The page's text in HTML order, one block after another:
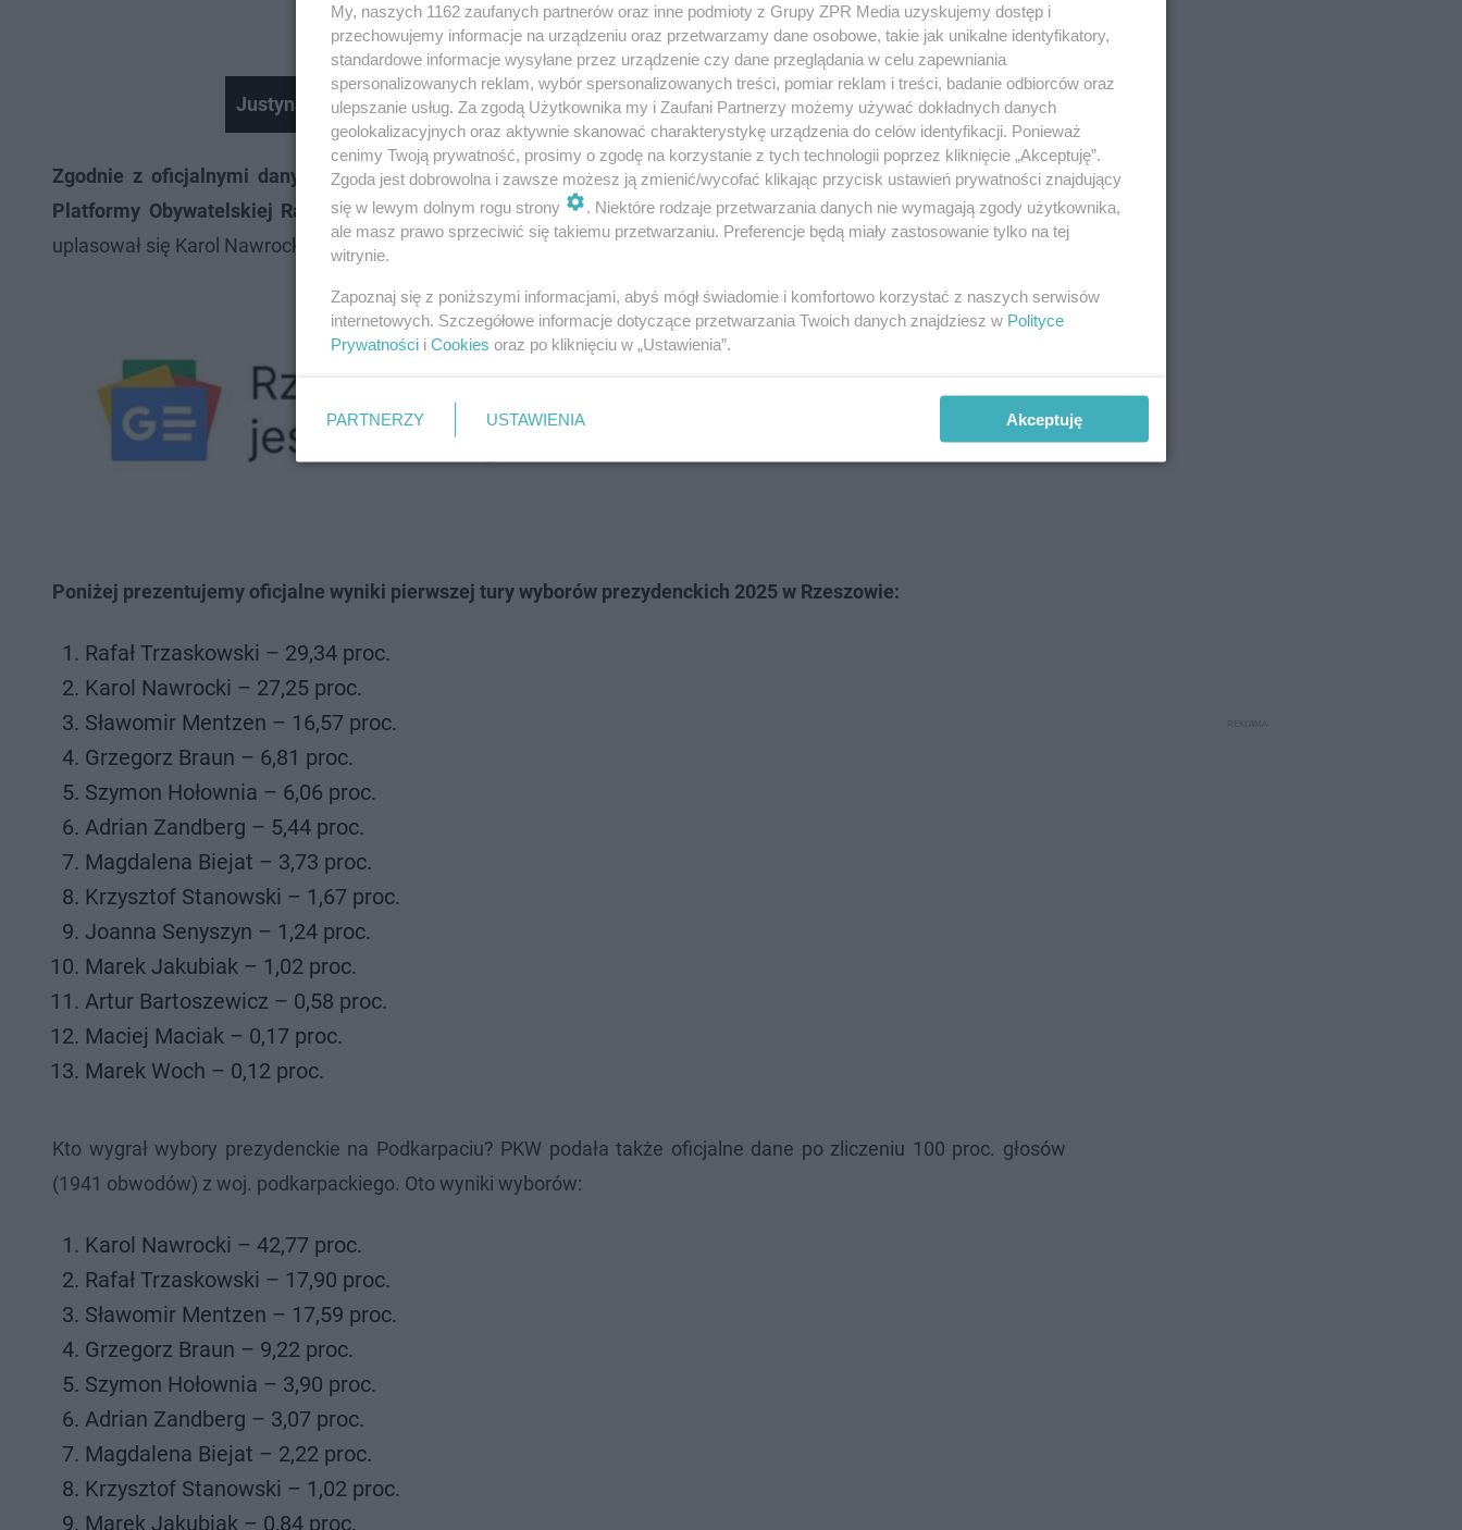
Justyna Steczkowska przywitana przez fanów
Zgodnie z oficjalnymi danymi PKW pierwszą turę wyborów prezydenckich 2025 w Rzeszowie wygrał kandydat
Platformy Obywatelskiej Rafał Trzaskowski, na którego zagłosowało 29,34 proc. wyborców.Na drugim miejscu
uplasował się Karol Nawrocki (27,25 proc.), a na trzecim Sławomir Mentzen – 16,57 proc.
Poniżej prezentujemy oficjalne wyniki pierwszej tury wyborów prezydenckich 2025 w Rzeszowie:
Rafał Trzaskowski – 29,34 proc.
Karol Nawrocki – 27,25 proc.
Sławomir Mentzen – 16,57 proc.
Grzegorz Braun – 6,81 proc.
Szymon Hołownia – 6,06 proc.
Adrian Zandberg – 5,44 proc.
Magdalena Biejat – 3,73 proc.
Krzysztof Stanowski – 1,67 proc.
Joanna Senyszyn – 1,24 proc.
Marek Jakubiak – 1,02 proc.
Artur Bartoszewicz – 0,58 proc.
Maciej Maciak – 0,17 proc.
Marek Woch – 0,12 proc.
Kto wygrał wybory prezydenckie na Podkarpaciu? PKW podała także oficjalne dane po zliczeniu 100 proc. głosów
(1941 obwodów) z woj. podkarpackiego. Oto wyniki wyborów:
Karol Nawrocki – 42,77 proc.
Rafał Trzaskowski – 17,90 proc.
Sławomir Mentzen – 17,59 proc.
Grzegorz Braun – 9,22 proc.
Szymon Hołownia – 3,90 proc.
Adrian Zandberg – 3,07 proc.
Magdalena Biejat – 2,22 proc.
Krzysztof Stanowski – 1,02 proc.
Marek Jakubiak – 0,84 proc.
My, naszych 1162 zaufanych partnerów oraz inne podmioty z Grupy ZPR Media uzyskujemy dostęp i
przechowujemy informacje na urządzeniu oraz przetwarzamy dane osobowe, takie jak unikalne identyfikatory,
standardowe informacje wysyłane przez urządzenie czy dane przeglądania w celu zapewniania
spersonalizowanych reklam, wybór spersonalizowanych treści, pomiar reklam i treści, badanie odbiorców oraz
ulepszanie usług. Za zgodą Użytkownika my i Zaufani Partnerzy możemy używać dokładnych danych
geolokalizacyjnych oraz aktywnie skanować charakterystykę urządzenia do celów identyfikacji. Ponieważ
cenimy Twoją prywatność, prosimy o zgodę na korzystanie z tych technologii poprzez kliknięcie „Akceptuję”.
Zgoda jest dobrowolna i zawsze możesz ją zmienić/wycofać klikając przycisk ustawień prywatności znajdujący
się w lewym dolnym rogu strony
. Niektóre rodzaje przetwarzania danych nie wymagają zgody użytkownika,
ale masz prawo sprzeciwić się takiemu przetwarzaniu. Preferencje będą miały zastosowanie tylko na tej
witrynie.
Zapoznaj się z poniższymi informacjami, abyś mógł świadomie i komfortowo korzystać z naszych serwisów
internetowych. Szczegółowe informacje dotyczące przetwarzania Twoich danych znajdziesz w Polityce
Prywatności i Cookies oraz po kliknięciu w „Ustawienia”.
PARTNERZY USTAWIENIA Akceptuję